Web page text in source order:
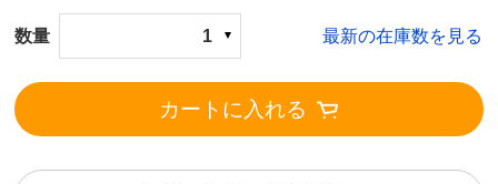
数量 1 最新の在庫数を見る
カートに入れる